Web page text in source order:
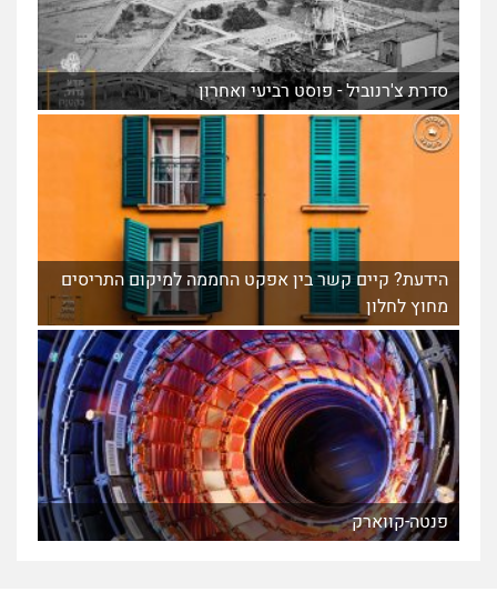
סדרת צ'רנוביל - פוסט רביעי ואחרון
הידעת? קיים קשר בין אפקט החממה למיקום התריסים
מחוץ לחלון
פנטה-קווארק